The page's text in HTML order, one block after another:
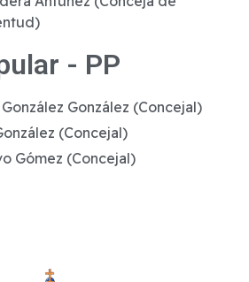
- PP
González (Concejal)
(Concejal)
Gómez (Concejal)